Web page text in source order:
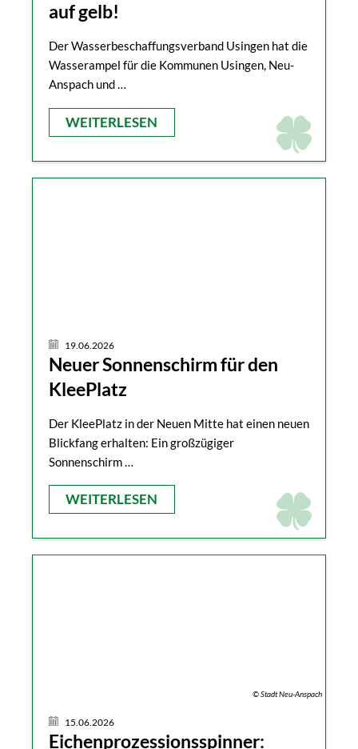
auf gelb!
Der Wasserbeschaffungsverband Usingen hat die
Wasserampel für die Kommunen Usingen, Neu-
Anspach und …
WEITERLESEN
19.06.2026
Neuer Sonnenschirm für den
KleePlatz
Der KleePlatz in der Neuen Mitte hat einen neuen
Blickfang erhalten: Ein großzügiger
Sonnenschirm …
WEITERLESEN
© Stadt Neu-Anspach
15.06.2026
Eichenprozessionsspinner: